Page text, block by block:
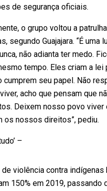
de segurança oficiais.
o grupo voltou a
segundo Guajajara. “É uma
não adianta ter medo.
tempo. Eles criam a lei
cumprem seu papel. Não
acho que pensam que
Deixem nosso povo viver
os nossos direitos”, pediu.
–
violência contra indígenas
150% em 2019, passando